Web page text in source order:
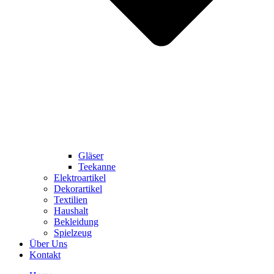
Gläser
Teekanne
Elektroartikel
Dekorartikel
Textilien
Haushalt
Bekleidung
Spielzeug
Über Uns
Kontakt